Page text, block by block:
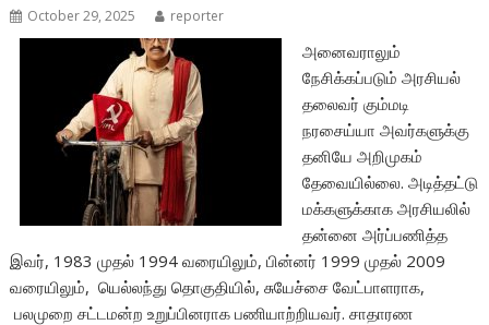
October 29, 2025 reporter
அனைவராலும்
நேசிக்கப்படும் அரசியல்
தலைவர் கும்மடி
நரசைய்யா அவர்களுக்கு
தனியே அறிமுகம்
தேவையில்லை. அடித்தட்டு
மக்களுக்காக அரசியலில்
தன்னை அர்ப்பணித்த
இவர், 1983 முதல் 1994 வரையிலும், பின்னர் 1999 முதல் 2009
வரையிலும், யெல்லந்து தொகுதியில், சுயேச்சை வேட்பாளராக,
பலமுறை சட்டமன்ற உறுப்பினராக பணியாற்றியவர். சாதாரண